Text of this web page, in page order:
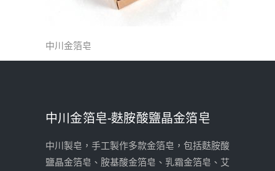
中川金箔皂
中川金箔皂-麩胺酸鹽晶金箔皂
中川製皂，手工製作多款金箔皂，包括麩胺酸
鹽晶金箔皂、胺基酸金箔皂、乳霜金箔皂、艾